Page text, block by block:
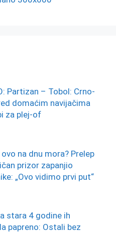
Partizan – Tobol: Crno-
domaćim navijačima
za plej-of
na dnu mora? Prelep
prizor zapanjio
„Ovo vidimo prvi put“
stara 4 godine ih
papreno: Ostali bez